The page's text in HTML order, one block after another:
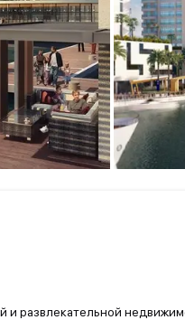
и развлекательной